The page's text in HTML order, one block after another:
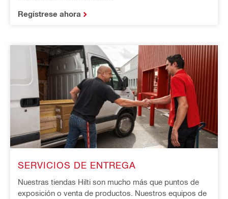
Regístrese ahora
SERVICIOS DE ENTREGA
Nuestras tiendas Hilti son mucho más que puntos de
exposición o venta de productos. Nuestros equipos de